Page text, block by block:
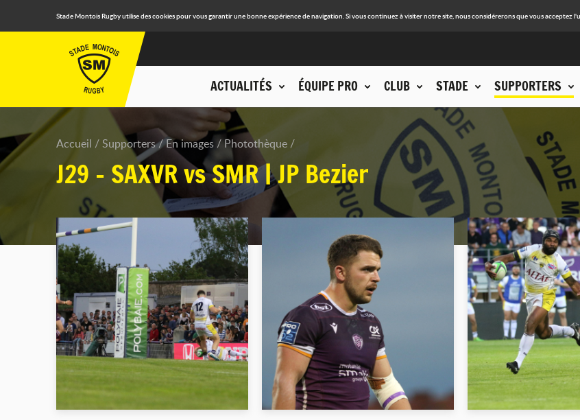
Stade Montois Rugby utilise des cookies pour vous garantir une bonne expérience de navigation. Si vous continuez à visiter notre site, nous considérerons que vous acceptez
ACTUALITÉS ÉQUIPE PRO CLUB STADE SUPPORTERS
Accueil Supporters En images Photothèque
J29 - SAXVR vs SMR | JP Bezier